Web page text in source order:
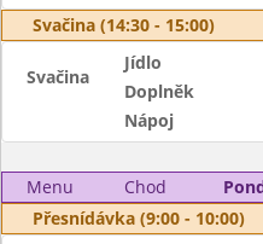
Svačina (14:30 - 15:00)
Svačina
Jídlo
Doplněk
Nápoj
Menu Chod
Přesnídávka (9:00 - 10:00)